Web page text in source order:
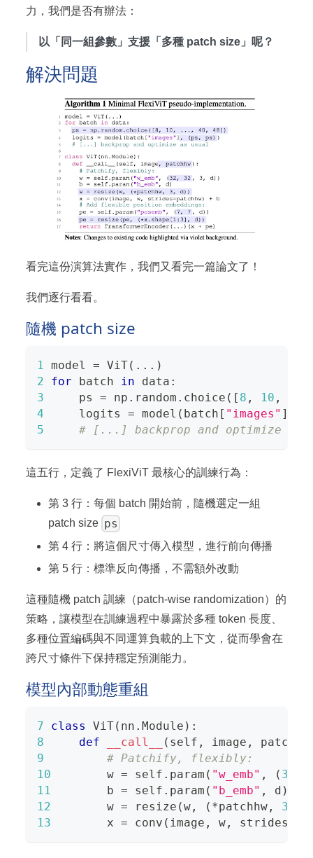
力，我們是否有辦法：
以「同一組參數」支援「多種 patch size」呢？
解決問題
看完這份演算法實作，我們又看完一篇論文了！
我們逐行看看。
隨機 patch size
1 model = ViT( . . . )
2
for batch in data :
3
     ps
= np . random . choice ( [ 8 , 10 ,
4
     logits
= model ( batch [ "images" ]
5
# [...] backprop and optimize as
這五行，定義了 FlexiViT 最核心的訓練行為：
第 3 行：每個 batch 開始前，隨機選定一組
patch size ps
第 4 行：將這個尺寸傳入模型，進行前向傳播
第 5 行：標準反向傳播，不需額外改動
這種隨機 patch 訓練（patch-wise randomization）的
策略，讓模型在訓練過程中暴露於多種 token 長度、
多種位置編碼與不同運算負載的上下文，從而學會在
跨尺寸條件下保持穩定預測能力。
模型內部動態重組
7 class ViT( nn .Module ) :
8
def __call__ ( self , image , patchhw
9
# Patchify, flexibly:
10
        w
= self . param ( "w_emb" , ( 32
11
        b
= self . param ( "b_emb" , d )
12
        w
= resize (w , ( *patchhw , 3
13
        x
= conv ( image , w , strides